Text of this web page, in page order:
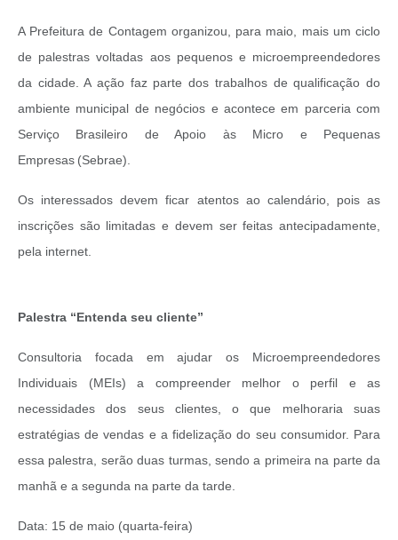
A Prefeitura de Contagem organizou, para maio, mais um ciclo
de palestras voltadas aos pequenos e microempreendedores
da cidade. A ação faz parte dos trabalhos de qualificação do
ambiente municipal de negócios e acontece em parceria com
Serviço Brasileiro de Apoio às Micro e Pequenas
Empresas (Sebrae).
Os interessados devem ficar atentos ao calendário, pois as
inscrições são limitadas e devem ser feitas antecipadamente,
pela internet.
Palestra “Entenda seu cliente”
Consultoria focada em ajudar os Microempreendedores
Individuais (MEIs) a compreender melhor o perfil e as
necessidades dos seus clientes, o que melhoraria suas
estratégias de vendas e a fidelização do seu consumidor. Para
essa palestra, serão duas turmas, sendo a primeira na parte da
manhã e a segunda na parte da tarde.
Data: 15 de maio (quarta-feira)